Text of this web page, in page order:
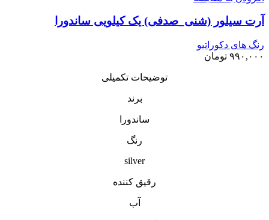
آرت سیلور (شنی_صدفی) یک کیلویی ساندورا
رنگ های دکوراتیو
۹۹۰,۰۰۰ تومان
توضیحات تکمیلی
برند
ساندورا
رنگ
silver
رقیق کننده
آب